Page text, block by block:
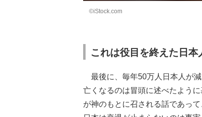
©iStock.com
これは役目を終えた日
最後に、毎年50万人日本人が
亡くなるのは冒頭に述べたよう
が神のもとに召される話であっ